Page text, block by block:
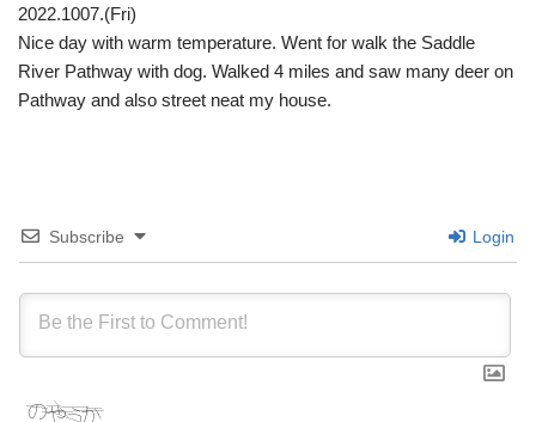
2022.1007.(Fri)
Nice day with warm temperature. Went for walk the Saddle
River Pathway with dog. Walked 4 miles and saw many deer on
Pathway and also street neat my house.
Subscribe Login